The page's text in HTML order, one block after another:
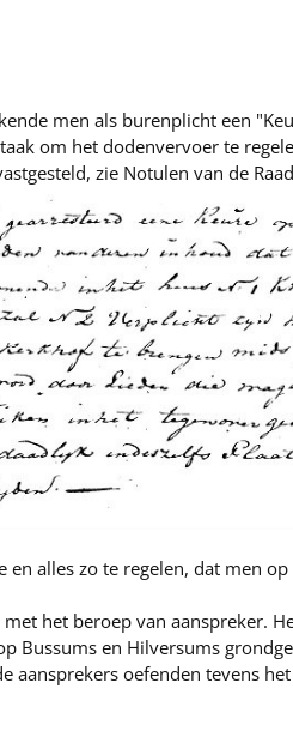
men als burenplicht een
om het dodenvervoer te
zie Notulen van de
alles zo te regelen, dat men
het beroep van aanspreker.
Bussums en Hilversums
aansprekers oefenden tevens